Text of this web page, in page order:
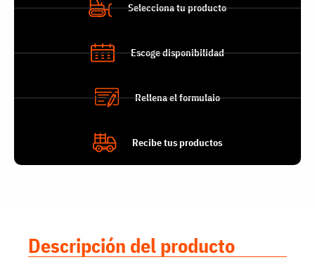
Selecciona tu producto
Escoge disponibilidad
Rellena el formulaio
Recibe tus productos
Descripción del producto